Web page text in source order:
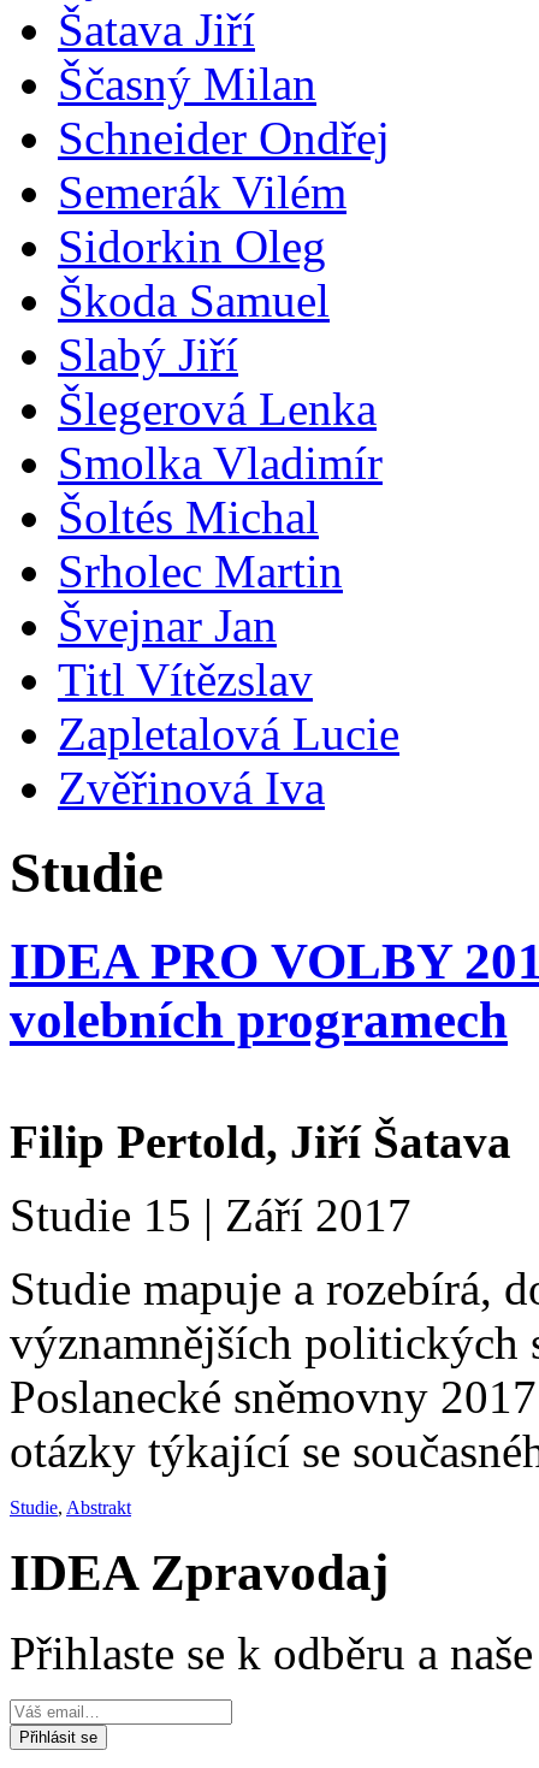
Šatava Jiří
Ščasný Milan
Schneider Ondřej
Semerák Vilém
Sidorkin Oleg
Škoda Samuel
Slabý Jiří
Šlegerová Lenka
Smolka Vladimír
Šoltés Michal
Srholec Martin
Švejnar Jan
Titl Vítězslav
Zapletalová Lucie
Zvěřinová Iva
Studie
IDEA PRO VOLBY
volebních programech
Filip Pertold, Jiří Šatava
Studie 15 | Září 2017
Studie mapuje a rozebírá,
významnějších politických
Poslanecké sněmovny
otázky týkající se
Studie, Abstrakt
IDEA Zpravodaj
Přihlaste se k odběru a